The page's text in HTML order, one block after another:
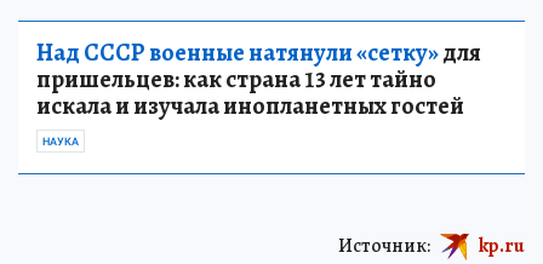
Над СССР военные натянули «сетку»для
пришельцев: как страна 13 лет тайно
искала и изучала инопланетных гостей
НАУКА
Источник: kp.ru